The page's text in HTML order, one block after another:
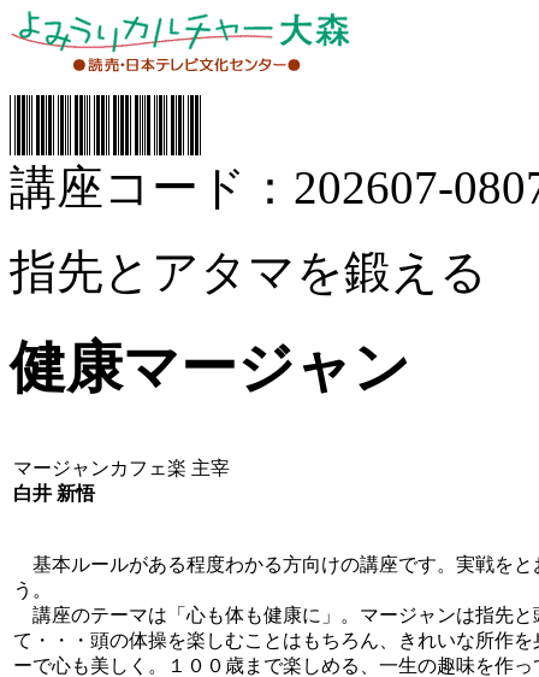
講座コード：202607-
指先とアタマを鍛える
健康マージャン
マージャンカフェ楽 主宰
白井 新悟
基本ルールがある程度わかる方向けの講座です。実戦を
う。
講座のテーマは「心も体も健康に」。マージャンは指先
て・・・頭の体操を楽しむことはもちろん、きれいな所作
ーで心も美しく。１００歳まで楽しめる、一生の趣味を作